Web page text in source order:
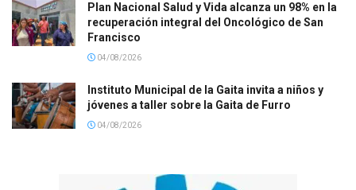
Plan Nacional Salud y Vida alcanza un 98% en la
recuperación integral del Oncológico de San
Francisco
04/08/2026
Instituto Municipal de la Gaita invita a niños y
jóvenes a taller sobre la Gaita de Furro
04/08/2026